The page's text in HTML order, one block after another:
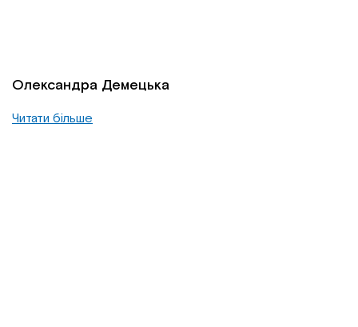
Олександра Демецька
Читати більше